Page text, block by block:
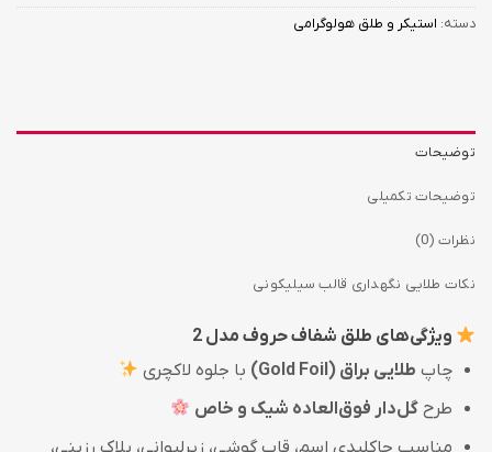
دسته: استیکر و طلق هولوگرامی
توضیحات
توضیحات تکمیلی
نظرات (0)
نکات طلایی نگهداری قالب سیلیکونی
ویژگی‌های طلق شفاف حروف مدل 2
چاپ طلایی براق (Gold Foil)
با جلوه لاکچری
طرح گل‌دار فوق‌العاده شیک و خاص
مناسب جاکلیدی اسم، قاب گوشی، زیرلیوانی، پلاک رزینی،